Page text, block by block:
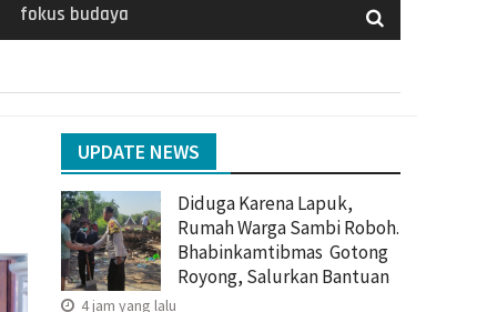
fokus budaya
UPDATE NEWS
Diduga Karena Lapuk,
Rumah Warga Sambi Roboh.
Bhabinkamtibmas Gotong
Royong, Salurkan Bantuan
4 jam yang lalu